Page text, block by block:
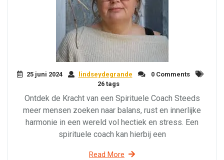
25 juni 2024 lindseydegrande
0 Comments
26 tags
Ontdek de Kracht van een Spirituele Coach Steeds
meer mensen zoeken naar balans, rust en innerlijke
harmonie in een wereld vol hectiek en stress. Een
spirituele coach kan hierbij een
Read More